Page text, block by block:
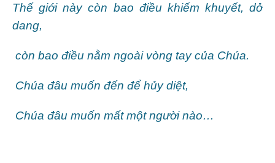
Thế giới này còn bao điều khiếm khuyết, dở
dang,
còn bao điều nằm ngoài vòng tay của Chúa.
Chúa đâu muốn đến để hủy diệt,
Chúa đâu muốn mất một người nào…